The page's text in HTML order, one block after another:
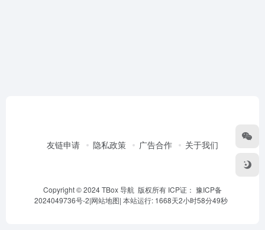
友链申请 隐私政策 广告合作 关于我们
Copyright © 2024 TBox 导航 版权所有 ICP证： 豫ICP备
2024049736号-2|网站地图| 本站运行: 1668天2小时58分49秒